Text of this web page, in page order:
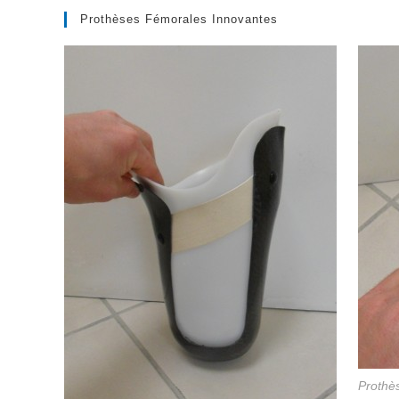
Prothèses Fémorales Innovantes